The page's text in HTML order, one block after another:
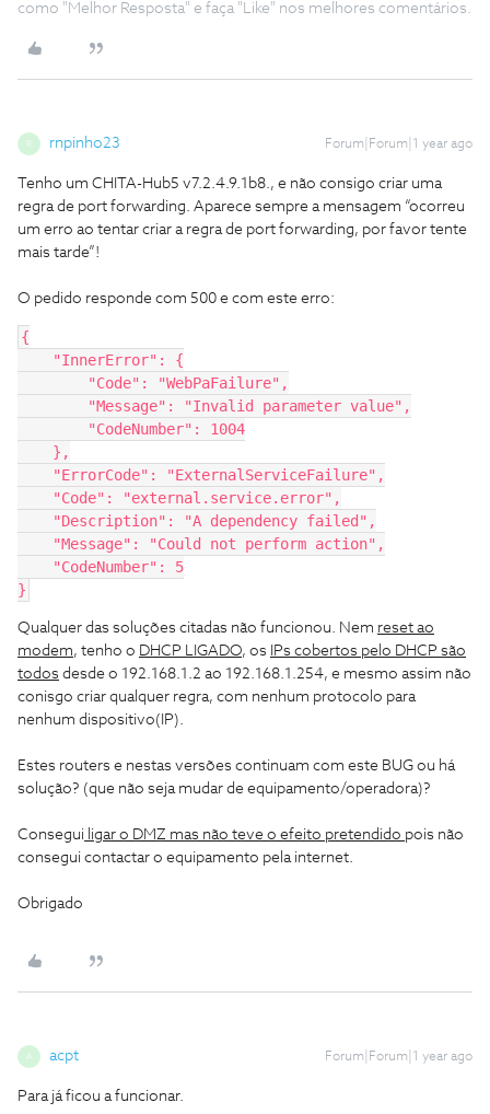
como "Melhor Resposta" e faça "Like" nos melhores comentários.
R rnpinho23 Forum|Forum|1 year ago
Tenho um CHITA-Hub5 v7.2.4.9.1b8., e não consigo criar uma
regra de port forwarding. Aparece sempre a mensagem “ocorreu
um erro ao tentar criar a regra de port forwarding, por favor tente
mais tarde”!
O pedido responde com 500 e com este erro:
{
    "InnerError": {
        "Code": "WebPaFailure",
        "Message": "Invalid parameter value",
        "CodeNumber": 1004
    },
    "ErrorCode": "ExternalServiceFailure",
    "Code": "external.service.error",
    "Description": "A dependency failed",
    "Message": "Could not perform action",
    "CodeNumber": 5
}
Qualquer das soluções citadas não funcionou. Nem reset ao
modem, tenho o DHCP LIGADO, os
IPs cobertos pelo DHCP são
todos desde o 192.168.1.2 ao 192.168.1.254, e mesmo assim não
conisgo criar qualquer regra, com nenhum protocolo para
nenhum dispositivo(IP).
Estes routers e nestas versões continuam com este BUG ou há
solução? (que não seja mudar de equipamento/operadora)?
Consegui ligar o DMZ mas não teve o efeito pretendido pois não
consegui contactar o equipamento pela internet.
Obrigado
A acpt Forum|Forum|1 year ago
Para já ficou a funcionar.